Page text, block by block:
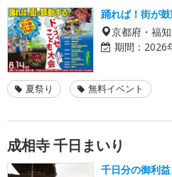
踊れば！街が
京都府・福
期間： 2026
夏祭り 無料イベント
成相寺 千日まいり
千日分の御利